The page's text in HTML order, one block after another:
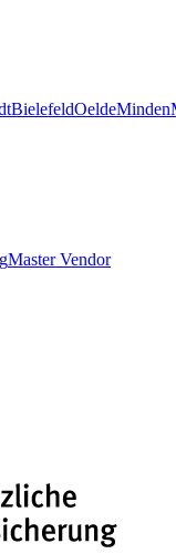
BielefeldOeldeMinden
Master Vendor